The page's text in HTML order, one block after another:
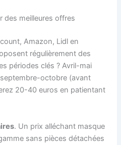
des meilleures offres
Amazon, Lidl en
régulièrement des
périodes clés ? Avril-mai
septembre-octobre (avant
20-40 euros en patientant
. Un prix alléchant masque
sans pièces détachées